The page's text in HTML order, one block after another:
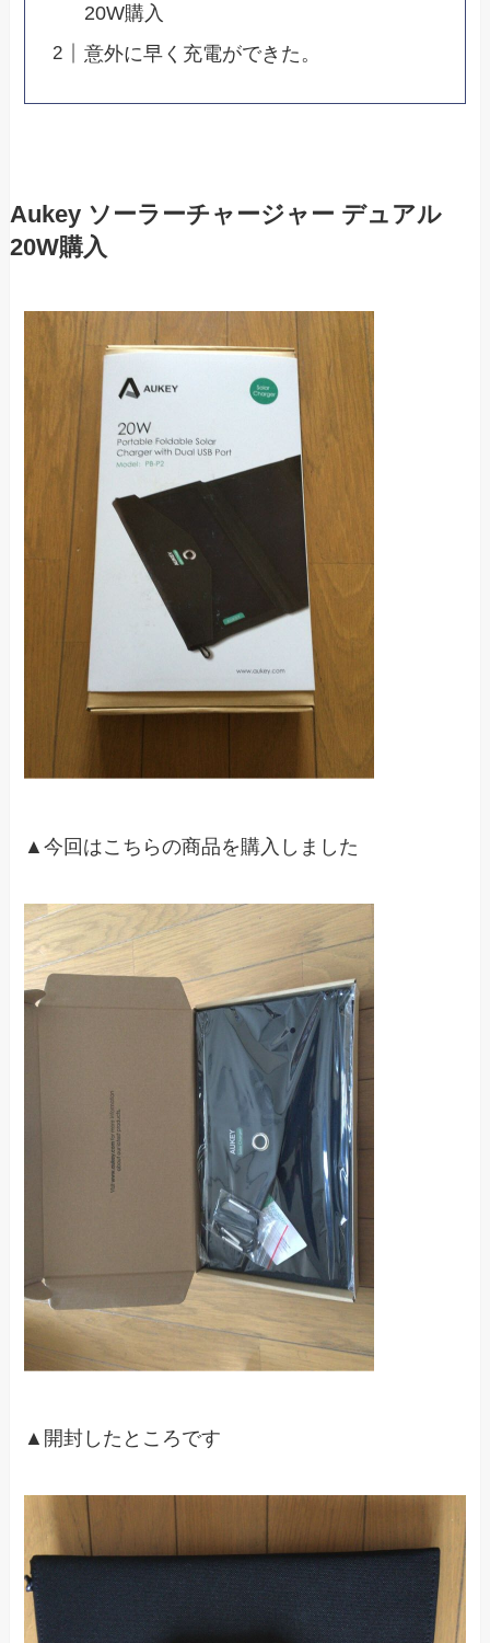
20W購入
意外に早く充電ができた。
Aukey ソーラーチャージャー デュアル
20W購入
▲今回はこちらの商品を購入しました
▲開封したところです